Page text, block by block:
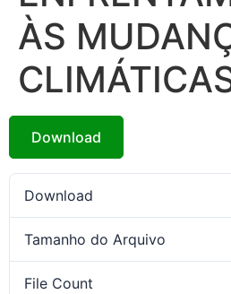
ÀS
Download
Download
Tamanho do Arquivo
File Count